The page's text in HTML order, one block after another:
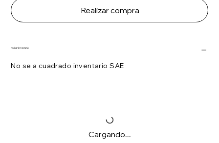
Realizar compra
revisar inventario
No se a cuadrado inventario SAE
Cargando...